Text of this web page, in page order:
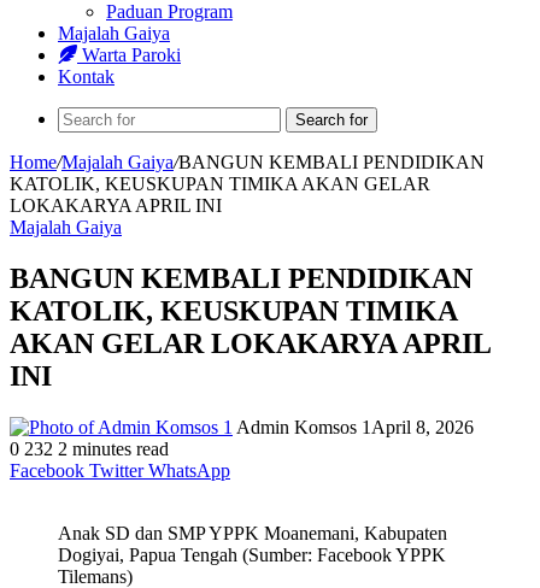
Paduan Program
Majalah Gaiya
Warta Paroki
Kontak
Search for
Home/Majalah Gaiya/BANGUN KEMBALI PENDIDIKAN
KATOLIK, KEUSKUPAN TIMIKA AKAN GELAR
LOKAKARYA APRIL INI
Majalah Gaiya
BANGUN KEMBALI PENDIDIKAN
KATOLIK, KEUSKUPAN TIMIKA
AKAN GELAR LOKAKARYA APRIL
INI
Admin Komsos 1 April 8, 2026
0 232 2 minutes read
Facebook Twitter WhatsApp
Anak SD dan SMP YPPK Moanemani, Kabupaten
Dogiyai, Papua Tengah (Sumber: Facebook YPPK
Tilemans)